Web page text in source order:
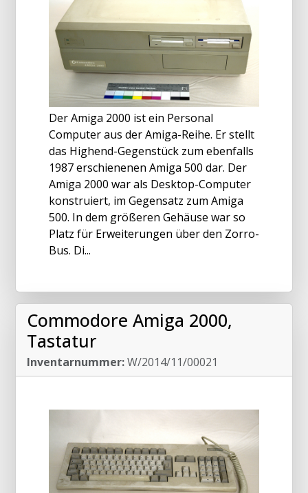
Der Amiga 2000 ist ein Personal
Computer aus der Amiga-Reihe. Er stellt
das Highend-Gegenstück zum ebenfalls
1987 erschienenen Amiga 500 dar. Der
Amiga 2000 war als Desktop-Computer
konstruiert, im Gegensatz zum Amiga
500. In dem größeren Gehäuse war so
Platz für Erweiterungen über den Zorro-
Bus. Di...
Commodore Amiga 2000,
Tastatur
Inventarnummer:W/2014/11/00021